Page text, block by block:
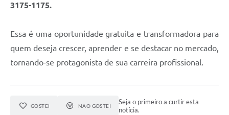
3175-1175.
Essa é uma oportunidade gratuita e transformadora para
quem deseja crescer, aprender e se destacar no mercado,
tornando-se protagonista de sua carreira profissional.
GOSTEI NÃO GOSTEI
Seja o primeiro a curtir esta
notícia.